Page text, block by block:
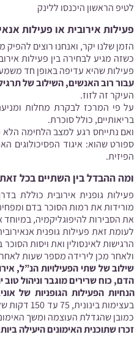
לטיפ הראשון היכנסו ללינק
פעילות אירובית או פעילות
הזמן שלנו יקר, ואנחנו רוצים
כשזה מגיע לבחירה בין פעילות
פעילות שהיא עדיפה באופן חד
עבור רוב האנשים, השילוב של
העיקר זה לזוז.
על פי המרכז לבקרת מחלות
בריאותיים, כולל סוכרת.
ואם נתייחס רגע למצב הלחימה
ספורט שהוא:איגוד הפסיכולוגים
הפיזית.
ומה ההבדל בין השתיים בכל
פעילות גופנית אירובית כוללת
מורידות את רמות הסוכר בדם
את הסבירות להיפוגליקמיה, במיוחד
לעומת זאת פעילות גופנית
הרגישות לאינסולין ואת ויסות
ולאחר מכן לירידה מספר שעות לאחר
שילוב של שתי הפעילויות הנ”ל,
הדם, כוח שרירים מוגבר וניהול
הנחיות הפעילות הגופניות של
בעצימות
כמובן שהגדלת העוצמה ומשך
זכרו שתוכנית האימונים היעילה